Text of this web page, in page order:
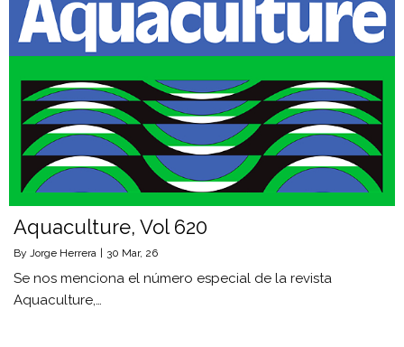
Aquaculture, Vol 620
By Jorge Herrera 30 Mar, 26
Se nos menciona el número especial de la revista
Aquaculture,…